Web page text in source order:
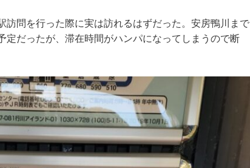
訪問を行った際に実は訪れるはずだった。安房鴨川まで
定だったが、滞在時間がハンパになってしまうので断